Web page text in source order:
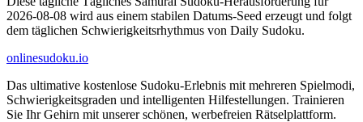
2026-08-08 wird aus einem stabilen Datums-Seed erzeugt und folgt
dem täglichen Schwierigkeitsrhythmus von Daily Sudoku.
onlinesudoku.io
Das ultimative kostenlose Sudoku-Erlebnis mit mehreren Spielmodi,
Schwierigkeitsgraden und intelligenten Hilfestellungen. Trainieren
Sie Ihr Gehirn mit unserer schönen, werbefreien Rätselplattform.